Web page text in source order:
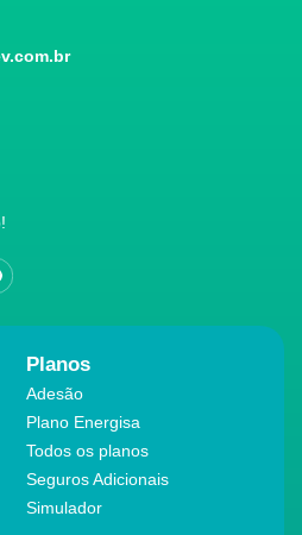
Planos
Adesão
Plano Energisa
Todos os planos
Seguros Adicionais
Simulador